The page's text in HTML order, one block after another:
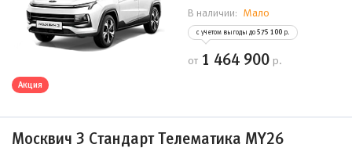
В наличии: Мало
с учетом выгоды до 575 100 р.
от 1 464 900 р.
Акция
Москвич 3 Стандарт Телематика MY26